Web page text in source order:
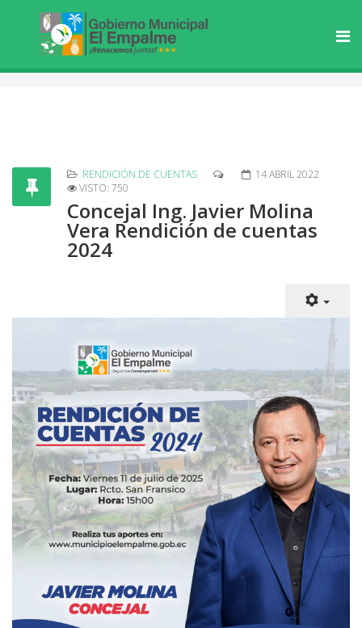
RENDICIÓN DE CUENTAS
14 ABRIL 2022
VISTO: 750
Concejal Ing. Javier Molina
Vera Rendición de cuentas
2024